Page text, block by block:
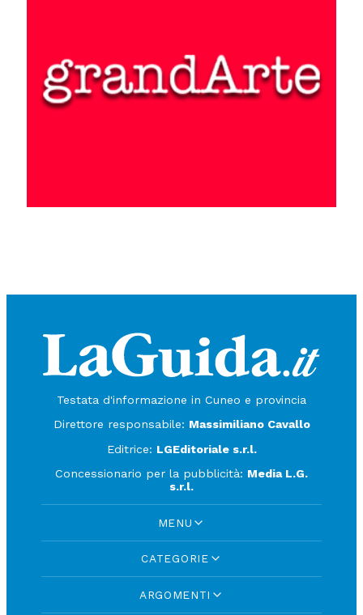
Testata d'informazione in Cuneo e provincia
Direttore responsabile: Massimiliano Cavallo
Editrice: LGEditoriale s.r.l.
Concessionario per la pubblicità: Media L.G.
s.r.l.
MENU
CATEGORIE
ARGOMENTI